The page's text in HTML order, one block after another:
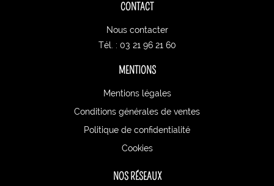
CONTACT
Nous contacter
Tél. : 03 21 96 21 60
MENTIONS
Mentions légales
Conditions générales de ventes
Politique de confidentialité
Cookies
NOS RÉSEAUX